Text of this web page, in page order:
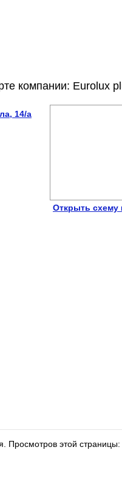
компании: Eurolux
14/а
Открыть схему
Просмотров этой страницы: